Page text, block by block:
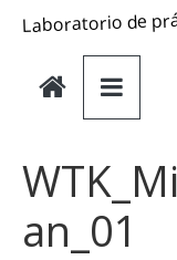
Laboratorio de
an_01